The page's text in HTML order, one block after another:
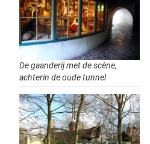
De gaanderij met de scène,
achterin de oude tunnel